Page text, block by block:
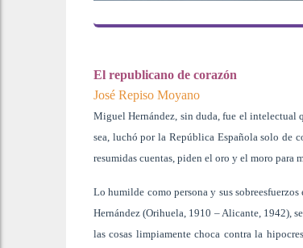
El republicano de corazón
José Repiso Moyano
Miguel Hernández, sin duda, fue el intelectual
sea, luchó por la República Española solo de
resumidas cuentas, piden el oro y el moro para
Lo humilde como persona y sus
Hernández (Orihuela, 1910 – Alicante, 1942),
las cosas limpiamente choca contra la